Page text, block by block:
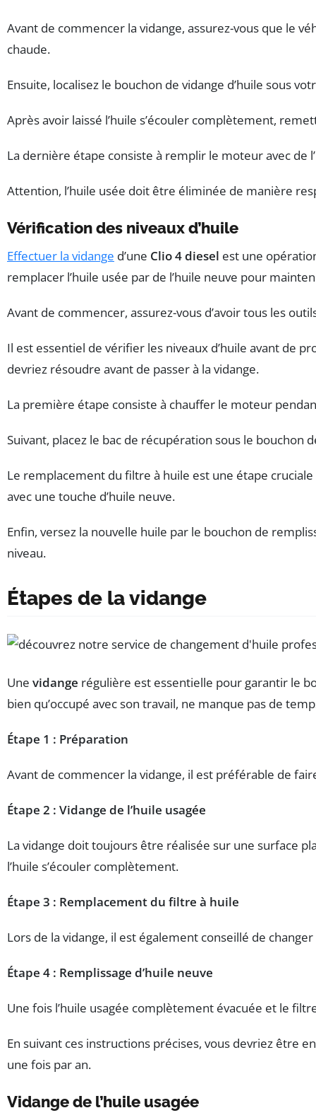
Avant de commencer la vidange, assurez-vous que le
chaude.
Ensuite, localisez le bouchon de vidange d’huile sous
Après avoir laissé l’huile s’écouler complètement,
La dernière étape consiste à remplir le moteur avec de
Attention, l’huile usée doit être éliminée de manière
Vérification des niveaux d’huile
Effectuer la vidange d’une Clio 4 diesel est une
remplacer l’huile usée par de l’huile neuve pour
Avant de commencer, assurez-vous d’avoir tous les
Il est essentiel de vérifier les niveaux d’huile avant de
devriez résoudre avant de passer à la vidange.
La première étape consiste à chauffer le moteur
Suivant, placez le bac de récupération sous le bouchon
Le remplacement du filtre à huile est une étape
avec une touche d’huile neuve.
Enfin, versez la nouvelle huile par le bouchon de
niveau.
Étapes de la vidange
Une vidange régulière est essentielle pour garantir le
bien qu’occupé avec son travail, ne manque pas de
Étape 1 : Préparation
Avant de commencer la vidange, il est préférable de
Étape 2 : Vidange de l’huile usagée
La vidange doit toujours être réalisée sur une surface
l’huile s’écouler complètement.
Étape 3 : Remplacement du filtre à huile
Lors de la vidange, il est également conseillé de
Étape 4 : Remplissage d’huile neuve
Une fois l’huile usagée complètement évacuée et le
En suivant ces instructions précises, vous devriez être
une fois par an.
Vidange de l’huile usagée